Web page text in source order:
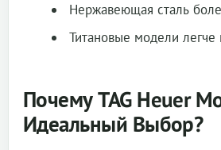
Нержавеющая сталь
Титановые модели
Почему TAG Heuer
Идеальный Выбор?